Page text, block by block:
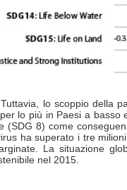
. Tuttavia, lo scoppio della
lo più in Paesi a
(SDG 8) come
ha superato i tre
La situazione
nel 2015.